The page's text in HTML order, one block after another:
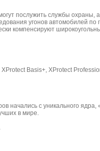
послужить службы охраны,
угонов автомобилей по
компенсируют
Basis+, XProtect
начались с уникального ядра,
в мире.